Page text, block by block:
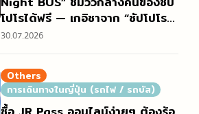
โปโรได้ฟรี — เกอิชาจาก “ซัปโปโร เ
มงิเร็น” ร่วมต้อนรับ สัมผัสเสน่ห์ยาม
30.07.2026
Others
การเดินทางในญี่ปุ่น (รถไฟ / รถบัส)